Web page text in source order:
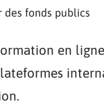
fonds publics
en